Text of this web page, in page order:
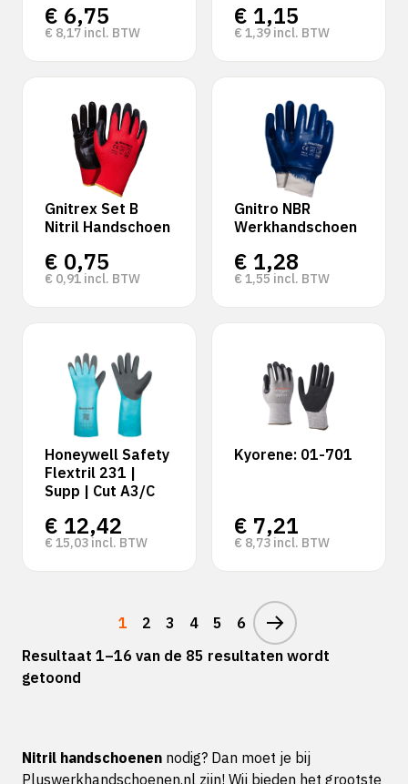
€ 6,75
€ 8,17 incl. BTW
€ 1,15
€ 1,39 incl. BTW
Gnitrex Set B
Nitril Handschoen
€ 0,75
€ 0,91 incl. BTW
Gnitro NBR
Werkhandschoen
€ 1,28
€ 1,55 incl. BTW
Honeywell Safety
Flextril 231 |
Supp | Cut A3/C
€ 12,42
€ 15,03 incl. BTW
Kyorene: 01-701
€ 7,21
€ 8,73 incl. BTW
1 2 3 4 5
6
Resultaat 1–16 van de 85 resultaten wordt
getoond
Nitril handschoenen nodig? Dan moet je bij
Pluswerkhandschoenen.nl zijn! Wij bieden het grootste